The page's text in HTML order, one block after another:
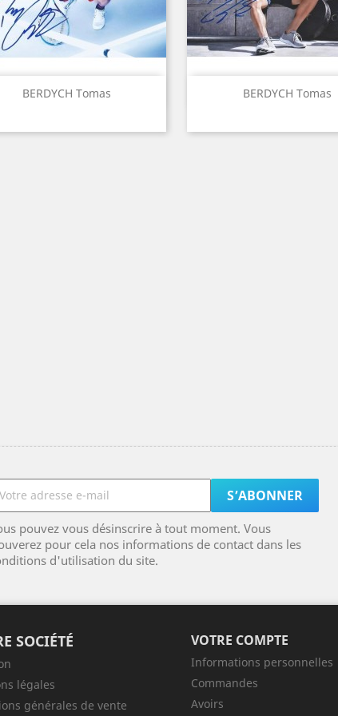
BERDYCH Tomas
Aperçu rapide BERDYCH Tomas
Aperçu rapide
pouvez vous désinscrire à tout moment. Vous
pour cela nos informations de contact dans les
d'utilisation du site.
SOCIÉTÉ
légales
générales de vente
VOTRE COMPTE
Informations personnelles
Commandes
Avoirs